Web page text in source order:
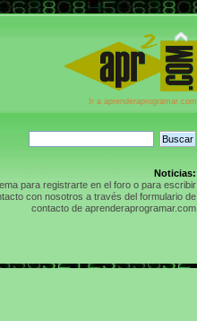
Ir a aprenderaprogramar.com
Noticias:
para registrarte en el foro o para escribir
con nosotros a través del formulario de
contacto de aprenderaprogramar.com